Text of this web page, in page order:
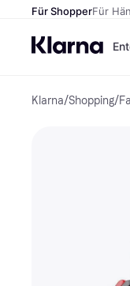
Für ShopperFür
Klarna/Shopping/